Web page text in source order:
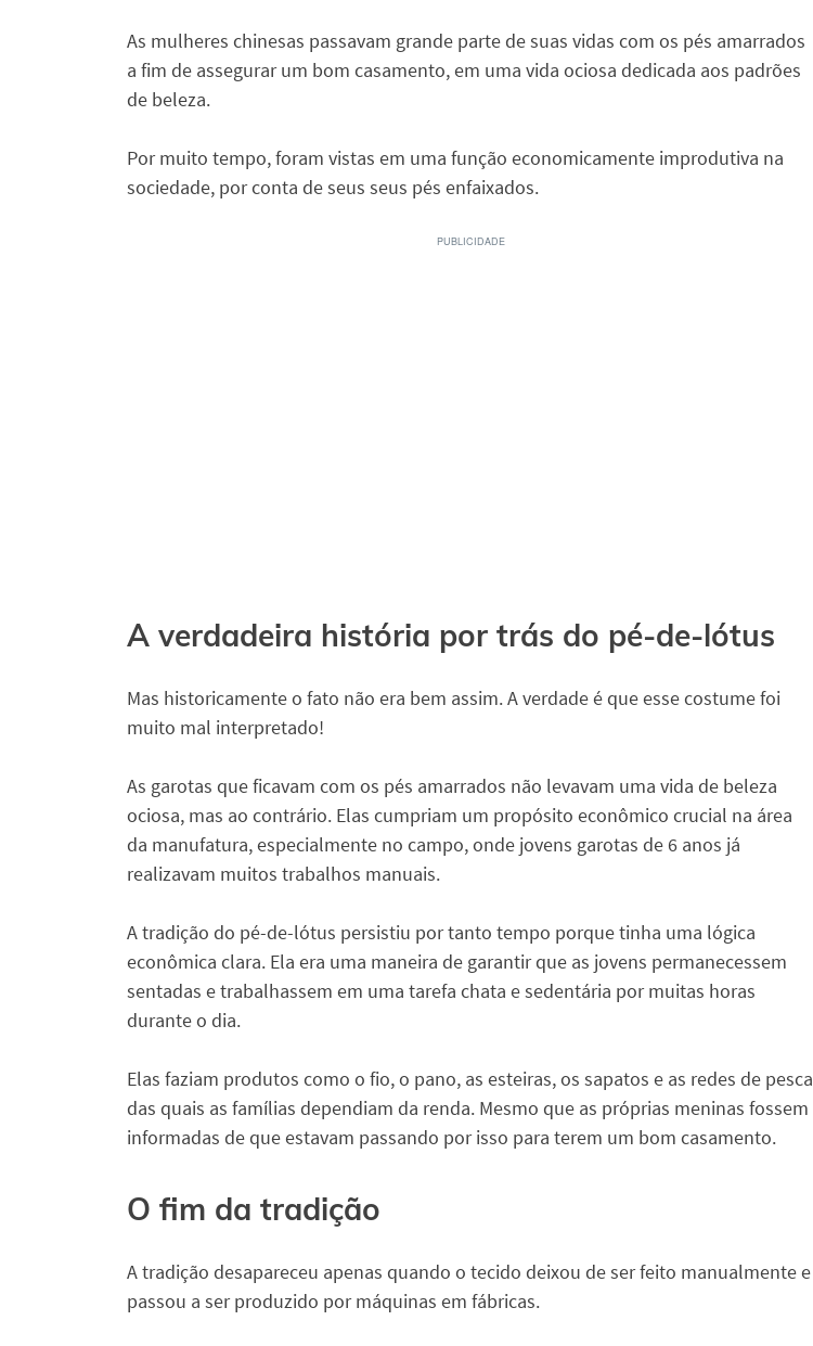
As mulheres chinesas passavam grande parte de suas vidas com os pés amarrados
a fim de assegurar um bom casamento, em uma vida ociosa dedicada aos padrões
de beleza.
Por muito tempo, foram vistas em uma função economicamente improdutiva na
sociedade, por conta de seus seus pés enfaixados.
A verdadeira história por trás do pé-de-lótus
Mas historicamente o fato não era bem assim. A verdade é que esse costume foi
muito mal interpretado!
As garotas que ficavam com os pés amarrados não levavam uma vida de beleza
ociosa, mas ao contrário. Elas cumpriam um propósito econômico crucial na área
da manufatura, especialmente no campo, onde jovens garotas de 6 anos já
realizavam muitos trabalhos manuais.
A tradição do pé-de-lótus persistiu por tanto tempo porque tinha uma lógica
econômica clara. Ela era uma maneira de garantir que as jovens permanecessem
sentadas e trabalhassem em uma tarefa chata e sedentária por muitas horas
durante o dia.
Elas faziam produtos como o fio, o pano, as esteiras, os sapatos e as redes de pesca
das quais as famílias dependiam da renda. Mesmo que as próprias meninas fossem
informadas de que estavam passando por isso para terem um bom casamento.
O fim da tradição
A tradição desapareceu apenas quando o tecido deixou de ser feito manualmente e
passou a ser produzido por máquinas em fábricas.